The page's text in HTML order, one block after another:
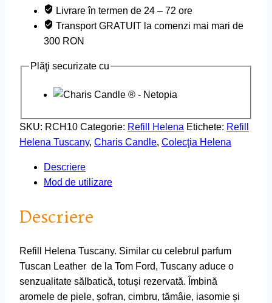
Tuscany Livrare în termen de 24 – 72 ore
Transport GRATUIT la comenzi mai mari de
300 RON
Plăţi securizate cu
SKU: RCH10 Categorie: Refill Helena Etichete: Refill
Helena Tuscany, Charis Candle, Colecţia Helena
Descriere
Mod de utilizare
Descriere
Refill Helena Tuscany. Similar cu celebrul parfum
Tuscan Leather de la Tom Ford, Tuscany aduce o
senzualitate sălbatică, totuși rezervată. Îmbină
aromele de piele, șofran, cimbru, tămâie, iasomie și